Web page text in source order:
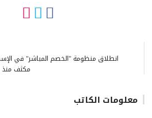
انطلاق منظومة "الخصم المباشر" في
مكثف منذ
معلومات الكاتب